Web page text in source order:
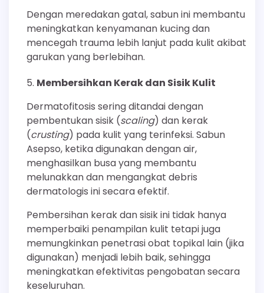
Dengan meredakan gatal, sabun ini membantu
meningkatkan kenyamanan kucing dan
mencegah trauma lebih lanjut pada kulit akibat
garukan yang berlebihan.
Membersihkan Kerak dan Sisik Kulit
Dermatofitosis sering ditandai dengan
pembentukan sisik (scaling) dan kerak
(crusting) pada kulit yang terinfeksi. Sabun
Asepso, ketika digunakan dengan air,
menghasilkan busa yang membantu
melunakkan dan mengangkat debris
dermatologis ini secara efektif.
Pembersihan kerak dan sisik ini tidak hanya
memperbaiki penampilan kulit tetapi juga
memungkinkan penetrasi obat topikal lain (jika
digunakan) menjadi lebih baik, sehingga
meningkatkan efektivitas pengobatan secara
keseluruhan.